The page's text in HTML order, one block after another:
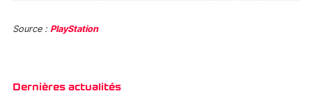
Source : PlayStation
Dernières actualités